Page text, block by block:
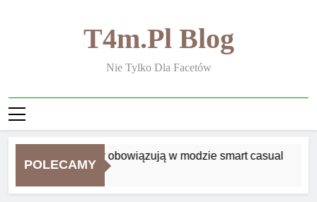
T4m.pl Blog
Nie Tylko Dla Facetów
POLECAMY
Jakie zasady obowiązują w modzie smart casual